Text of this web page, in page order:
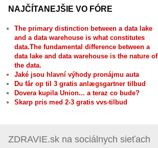
NAJČÍTANEJŠIE VO FÓRE
The primary distinction between a data lake
and a data warehouse is what constitutes
data.The fundamental difference between a
data lake and data warehouse is the nature of
the data.
Jaké jsou hlavní výhody pronájmu auta
Du får op til 3 gratis anlægsgartner tilbud
Dovera kupila Union... a teraz co bude?
Skarp pris med 2-3 gratis vvs-tilbud
ZDRAVIE.sk na sociálnych sieťach